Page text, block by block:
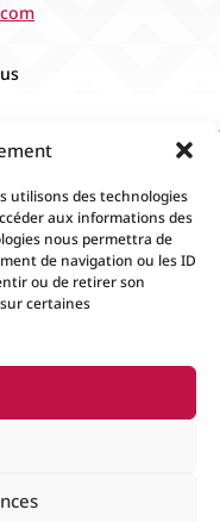
utilisons des technologies
aux informations des
nous permettra de
de navigation ou les ID
ou de retirer son
certaines
Événements
générales de